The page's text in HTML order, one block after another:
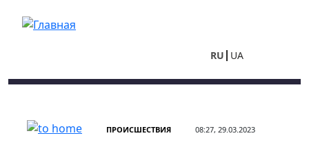
RU UA
ПРОИСШЕСТВИЯ 08:27, 29.03.2023